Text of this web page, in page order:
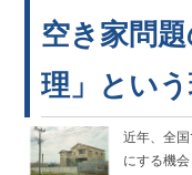
空き家問
理」とい
近年、全
にする機